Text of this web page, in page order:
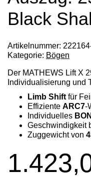
Black
Artikelnummer:
Kategorie: Bögen
Der MATHEWS Lift X
Individualisierung und
Limb Shift für
Effiziente ARC7-
Individuelles
Geschwindigkeit
Zuggewicht von